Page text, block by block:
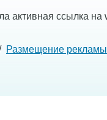
активная ссылка на
Размещение рекламы